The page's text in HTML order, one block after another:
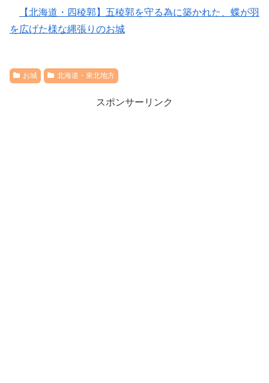
【北海道・四稜郭】五稜郭を守る為に築かれた、蝶が羽
を広げた様な縄張りのお城
お城 北海道・東北地方
スポンサーリンク